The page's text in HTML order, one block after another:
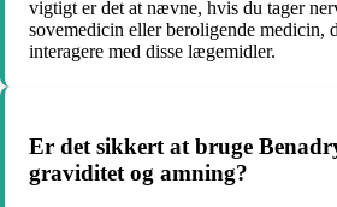
vigtigt er det at nævne, hvis du tager
sovemedicin eller beroligende medicin,
interagere med disse lægemidler.
Er det sikkert at bruge
graviditet og amning?